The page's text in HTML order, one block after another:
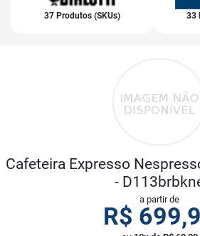
37 Produtos (SKUs) 33
Cafeteira Expresso
-
a partir de
R$